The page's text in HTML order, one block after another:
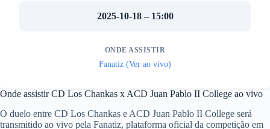
2025-10-18 – 15:00
ONDE ASSISTIR
Fanatiz (Ver ao vivo)
Onde assistir CD Los Chankas x ACD Juan Pablo II College ao vivo
O duelo entre CD Los Chankas e ACD Juan Pablo II College será
transmitido ao vivo pela Fanatiz, plataforma oficial da competição em